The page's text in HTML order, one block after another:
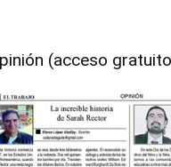
(acceso